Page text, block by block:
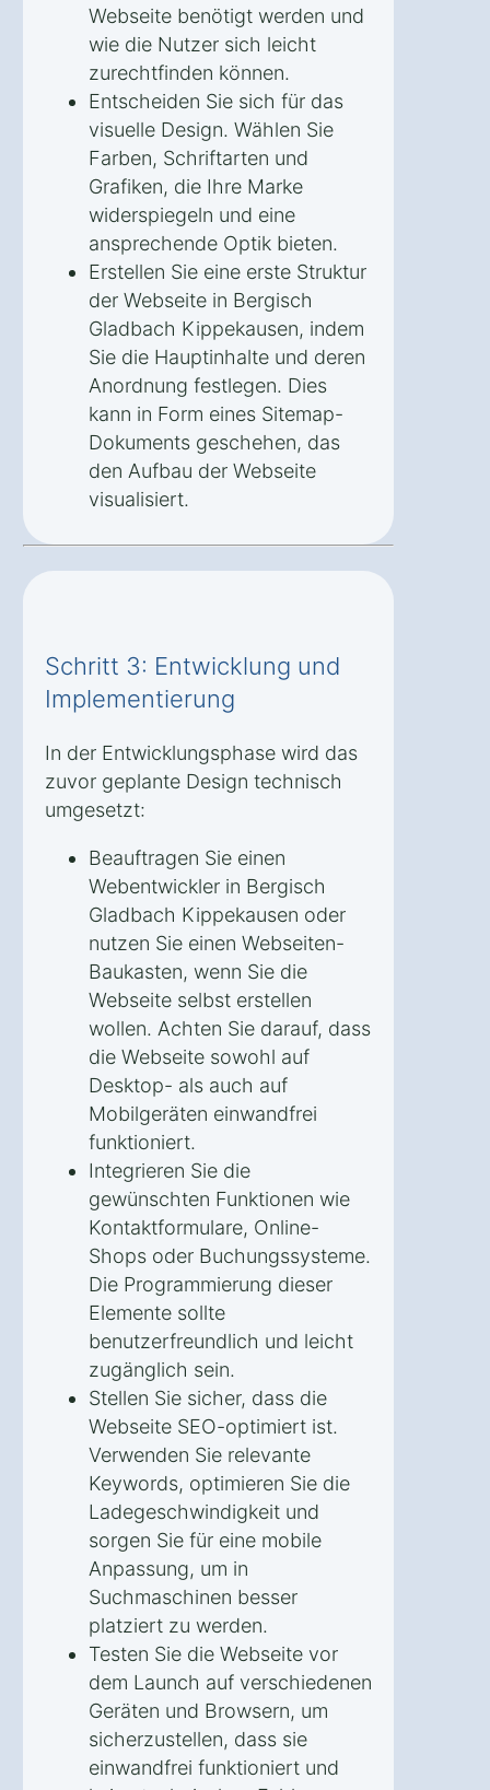
Webseite benötigt werden und
wie die Nutzer sich leicht
zurechtfinden können.
Entscheiden Sie sich für das
visuelle Design. Wählen Sie
Farben, Schriftarten und
Grafiken, die Ihre Marke
widerspiegeln und eine
ansprechende Optik bieten.
Erstellen Sie eine erste Struktur
der Webseite in Bergisch
Gladbach Kippekausen, indem
Sie die Hauptinhalte und deren
Anordnung festlegen. Dies
kann in Form eines Sitemap-
Dokuments geschehen, das
den Aufbau der Webseite
visualisiert.
Schritt 3: Entwicklung und
Implementierung
In der Entwicklungsphase wird das
zuvor geplante Design technisch
umgesetzt:
Beauftragen Sie einen
Webentwickler in Bergisch
Gladbach Kippekausen oder
nutzen Sie einen Webseiten-
Baukasten, wenn Sie die
Webseite selbst erstellen
wollen. Achten Sie darauf, dass
die Webseite sowohl auf
Desktop- als auch auf
Mobilgeräten einwandfrei
funktioniert.
Integrieren Sie die
gewünschten Funktionen wie
Kontaktformulare, Online-
Shops oder Buchungssysteme.
Die Programmierung dieser
Elemente sollte
benutzerfreundlich und leicht
zugänglich sein.
Stellen Sie sicher, dass die
Webseite SEO-optimiert ist.
Verwenden Sie relevante
Keywords, optimieren Sie die
Ladegeschwindigkeit und
sorgen Sie für eine mobile
Anpassung, um in
Suchmaschinen besser
platziert zu werden.
Testen Sie die Webseite vor
dem Launch auf verschiedenen
Geräten und Browsern, um
sicherzustellen, dass sie
einwandfrei funktioniert und